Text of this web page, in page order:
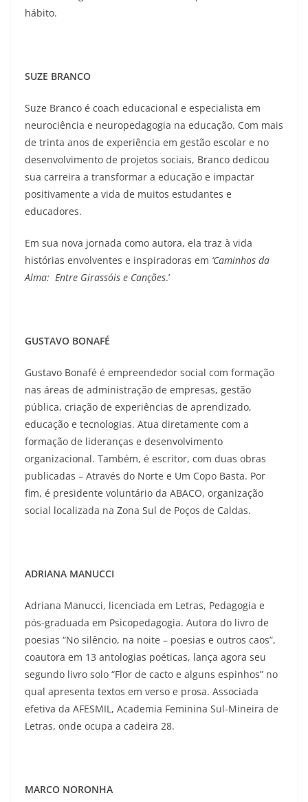
hábito.
SUZE BRANCO
Suze Branco é coach educacional e especialista em
neurociência e neuropedagogia na educação. Com mais
de trinta anos de experiência em gestão escolar e no
desenvolvimento de projetos sociais, Branco dedicou
sua carreira a transformar a educação e impactar
positivamente a vida de muitos estudantes e
educadores.
Em sua nova jornada como autora, ela traz à vida
histórias envolventes e inspiradoras em ‘Caminhos da
Alma: Entre Girassóis e Canções.’
GUSTAVO BONAFÉ
Gustavo Bonafé é empreendedor social com formação
nas áreas de administração de empresas, gestão
pública, criação de experiências de aprendizado,
educação e tecnologias. Atua diretamente com a
formação de lideranças e desenvolvimento
organizacional. Também, é escritor, com duas obras
publicadas – Através do Norte e Um Copo Basta. Por
fim, é presidente voluntário da ABACO, organização
social localizada na Zona Sul de Poços de Caldas.
ADRIANA MANUCCI
Adriana Manucci, licenciada em Letras, Pedagogia e
pós-graduada em Psicopedagogia. Autora do livro de
poesias “No silêncio, na noite – poesias e outros caos”,
coautora em 13 antologias poéticas, lança agora seu
segundo livro solo “Flor de cacto e alguns espinhos” no
qual apresenta textos em verso e prosa. Associada
efetiva da AFESMIL, Academia Feminina Sul-Mineira de
Letras, onde ocupa a cadeira 28.
MARCO NORONHA